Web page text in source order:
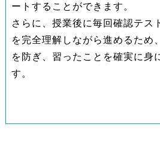
ートすることができます。
さらに、授業後に毎回確認テス
を完全理解しながら進めるため
を防ぎ、習ったことを確実に身
す。